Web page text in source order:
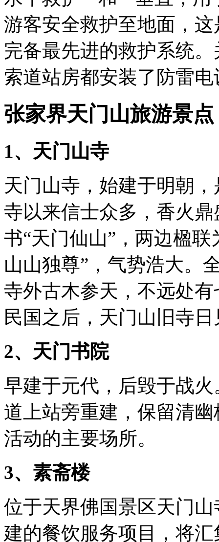
游客安全救护至地面，
完备最先进的救护系统
索道站房都安装了防雷电
张家界天门山旅游景点
1、天门山寺
天门山寺，始建于明朝
寺以来信士众多，香火
书“天门仙山”，两边楹
山山独尊”，气势浩大。
寺外古木参天，不远处
民国之后，天门山旧寺
2、天门书院
早建于元代，后毁于战
道上站旁重建，保留清
活动的主要场所。
3、素斋楼
位于天界佛国景区天门
建的餐饮服务项目，将